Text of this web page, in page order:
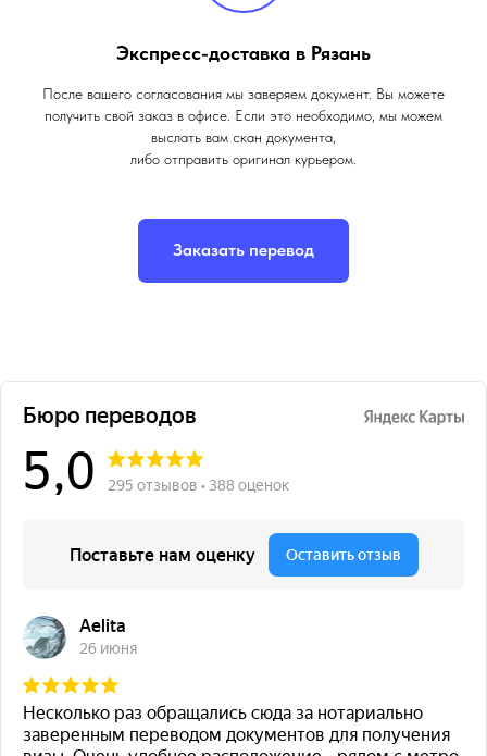
Экспресс-доставка в Рязань
После вашего согласования мы заверяем документ. Вы можете
получить свой заказ в офисе. Если это необходимо, мы можем
выслать вам скан документа,
либо отправить оригинал курьером.
Заказать перевод